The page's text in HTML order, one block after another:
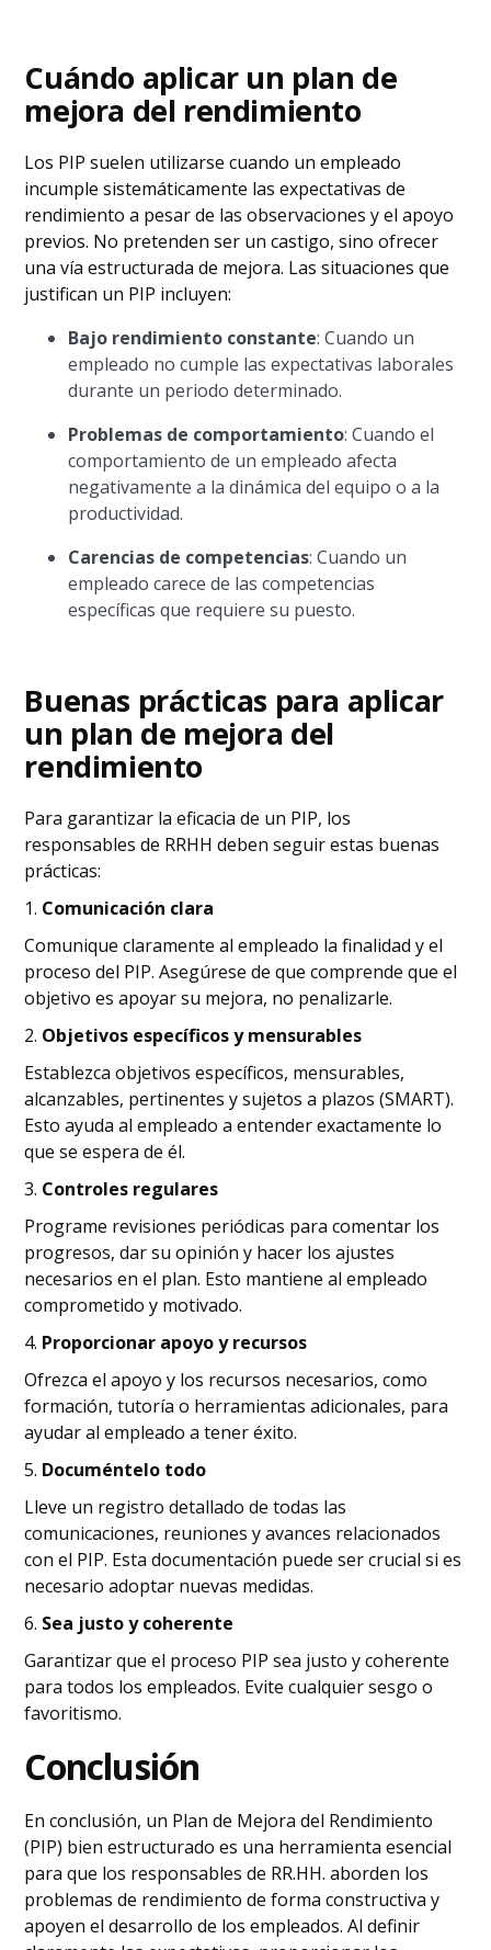
Cuándo aplicar un plan de
mejora del rendimiento
Los PIP suelen utilizarse cuando un empleado
incumple sistemáticamente las expectativas de
rendimiento a pesar de las observaciones y el apoyo
previos. No pretenden ser un castigo, sino ofrecer
una vía estructurada de mejora. Las situaciones que
justifican un PIP incluyen:
Bajo rendimiento constante: Cuando un
empleado no cumple las expectativas laborales
durante un periodo determinado.
Problemas de comportamiento: Cuando el
comportamiento de un empleado afecta
negativamente a la dinámica del equipo o a la
productividad.
Carencias de competencias: Cuando un
empleado carece de las competencias
específicas que requiere su puesto.
Buenas prácticas para aplicar
un plan de mejora del
rendimiento
Para garantizar la eficacia de un PIP, los
responsables de RRHH deben seguir estas buenas
prácticas:
1. Comunicación clara
Comunique claramente al empleado la finalidad y el
proceso del PIP. Asegúrese de que comprende que el
objetivo es apoyar su mejora, no penalizarle.
2. Objetivos específicos y mensurables
Establezca objetivos específicos, mensurables,
alcanzables, pertinentes y sujetos a plazos (SMART).
Esto ayuda al empleado a entender exactamente lo
que se espera de él.
3. Controles regulares
Programe revisiones periódicas para comentar los
progresos, dar su opinión y hacer los ajustes
necesarios en el plan. Esto mantiene al empleado
comprometido y motivado.
4. Proporcionar apoyo y recursos
Ofrezca el apoyo y los recursos necesarios, como
formación, tutoría o herramientas adicionales, para
ayudar al empleado a tener éxito.
5. Documéntelo todo
Lleve un registro detallado de todas las
comunicaciones, reuniones y avances relacionados
con el PIP. Esta documentación puede ser crucial si es
necesario adoptar nuevas medidas.
6. Sea justo y coherente
Garantizar que el proceso PIP sea justo y coherente
para todos los empleados. Evite cualquier sesgo o
favoritismo.
Conclusión
En conclusión, un Plan de Mejora del Rendimiento
(PIP) bien estructurado es una herramienta esencial
para que los responsables de RR.HH. aborden los
problemas de rendimiento de forma constructiva y
apoyen el desarrollo de los empleados. Al definir